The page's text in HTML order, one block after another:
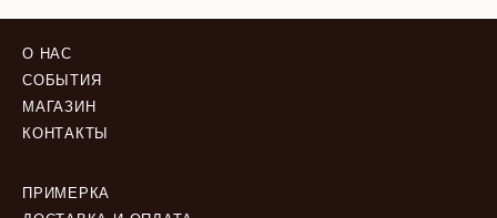
О НАС
СОБЫТИЯ
МАГАЗИН
КОНТАКТЫ
ПРИМЕРКА